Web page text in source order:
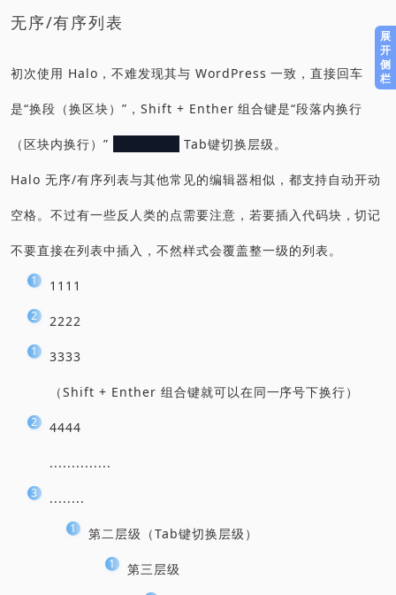
无序/有序列表
初次使用 Halo，不难发现其与 WordPress 一致，直接回车
是“换段（换区块）”，Shift + Enther 组合键是“段落内换行
（区块内换行）” Tab键切换层级。
Halo 无序/有序列表与其他常见的编辑器相似，都支持自动开动
空格。不过有一些反人类的点需要注意，若要插入代码块，切记
不要直接在列表中插入，不然样式会覆盖整一级的列表。
1111
2222
3333
（Shift + Enther 组合键就可以在同一序号下换行）
4444
..............
........
第二层级（Tab键切换层级）
第三层级
展
开
侧
栏